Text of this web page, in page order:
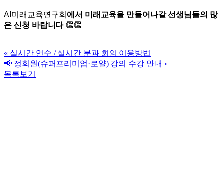
​AI미래교육연구회 에서 미래교육을 만들어나갈 선생님들의 많
은 신청 바랍니다 👏👏
« 실시간 연수 / 실시간 분과 회의 이용방법
📢 정회원(슈퍼프리미엄·로얄) 강의 수강 안내 »
목록보기